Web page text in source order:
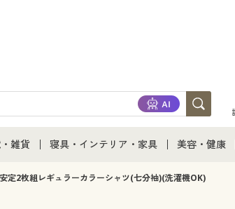
雑貨
雑貨すべて
寝具・インテリア・家具
寝具・インテリア・家具通販すべて
美容・健康
美容・健康
定2枚組レギュラーカラーシャツ(七分袖)(洗濯機OK)